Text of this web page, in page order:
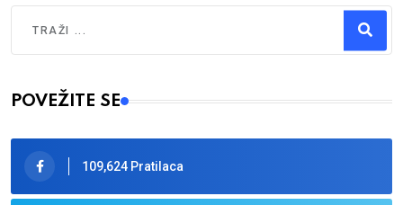
Type 2 or more characters for results.
POVEŽITE SE
109,624 Pratilaca